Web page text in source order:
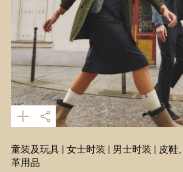
童装及玩具 | 女士时装 | 男士时装 | 皮鞋
革用品